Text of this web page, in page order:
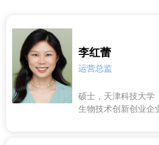
硕士，天津科技大学
生物技术创新创业企
李红蕾
运营总监